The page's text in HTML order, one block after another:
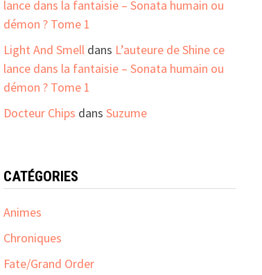
lance dans la fantaisie – Sonata humain ou
démon ? Tome 1
Light And Smelldans L’auteure de Shine ce
lance dans la fantaisie – Sonata humain ou
démon ? Tome 1
Docteur Chips dans Suzume
CATÉGORIES
Animes
Chroniques
Fate/Grand Order